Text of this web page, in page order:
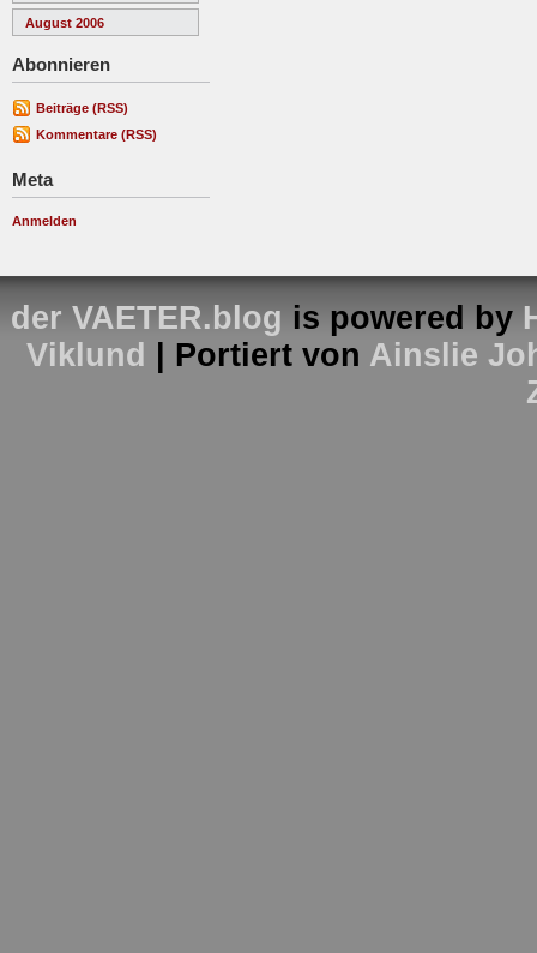
August 2006
Abonnieren
Beiträge (RSS)
Kommentare (RSS)
Meta
Anmelden
der VAETER.blog is powered by
Viklund
| Portiert von Ainslie